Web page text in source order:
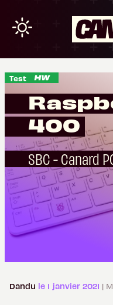
Test
400
SBC - Canard
Dandu le 1 janvier 2021 |